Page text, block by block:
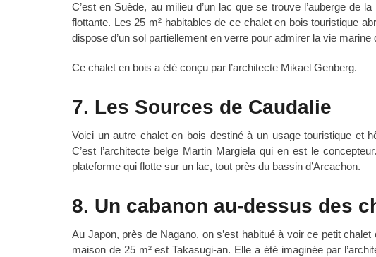
C’est en Suède, au milieu d’un lac que se trouve l’auberge de
flottante. Les 25 m² habitables de ce chalet en bois touristique
dispose d’un sol partiellement en verre pour admirer la vie marine
Ce chalet en bois a été conçu par l’architecte Mikael Genberg.
7. Les Sources de Caudalie
Voici un autre chalet en bois destiné à un usage touristique et
C’est l’architecte belge Martin Margiela qui en est le
plateforme qui flotte sur un lac, tout près du bassin d’Arcachon.
8. Un cabanon au-dessus des
Au Japon, près de Nagano, on s’est habitué à voir ce petit
maison de 25 m² est Takasugi-an. Elle a été imaginée par